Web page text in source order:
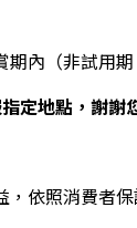
內（非試用
定地點，謝謝
依照消費者